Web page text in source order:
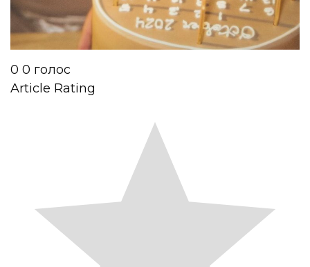
0 0 голос
Article Rating